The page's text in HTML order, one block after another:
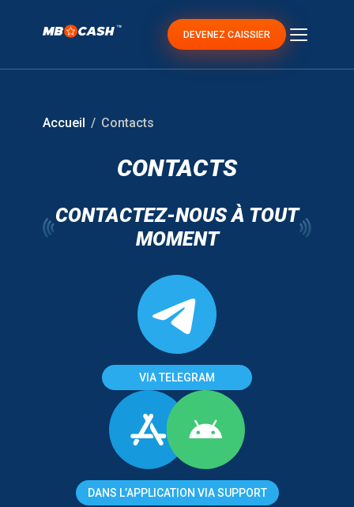
DEVENEZ CAISSIER
Accueil Contacts
CONTACTS
CONTACTEZ-NOUS À TOUT
MOMENT
VIA TELEGRAM
DANS L’APPLICATION VIA SUPPORT